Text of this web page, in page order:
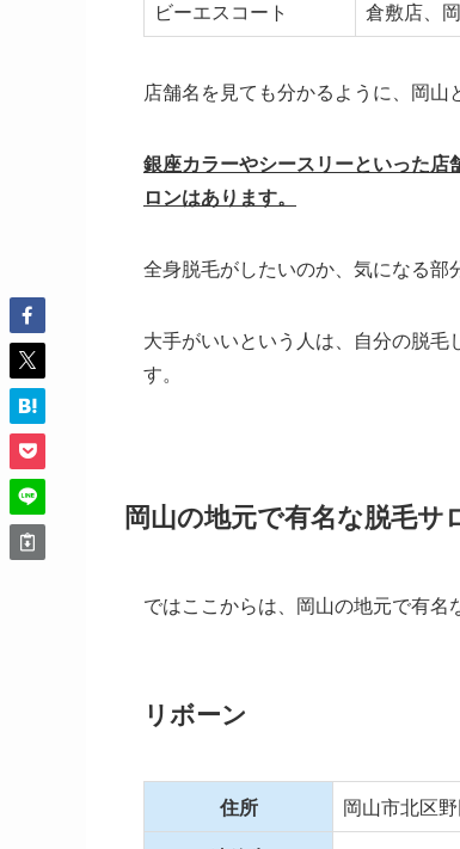
ビーエスコート
倉敷店、
店舗名を見ても分かるように、岡山
銀座カラーやシースリーといった
ロンはあります。
全身脱毛がしたいのか、気になる部
大手がいいという人は、自分の脱
す。
岡山の地元で有名な脱毛サ
ではここからは、岡山の地元で有名
リボーン
住所
岡山市北区